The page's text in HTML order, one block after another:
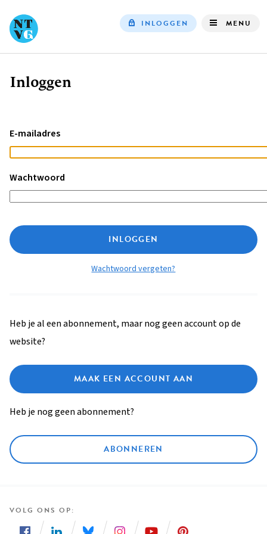
INLOGGEN MENU
Kruimelpad
Inloggen
E-mailadres
Wachtwoord
INLOGGEN
Wachtwoord vergeten?
Heb je al een abonnement, maar nog geen account op de
website?
MAAK EEN ACCOUNT AAN
Heb je nog geen abonnement?
ABONNEREN
VOLG ONS OP